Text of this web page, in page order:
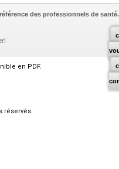
des professionnels de santé.
en PDF.
réservés.